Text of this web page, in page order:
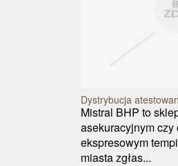
Dystrybucja
Mistral BHP to
asekuracyjnym
ekspresowym
miasta zgłas...